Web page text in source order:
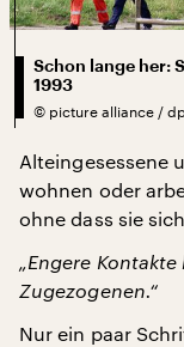
Schon lange her:
1993
© picture alliance /
Alteingesessene
wohnen oder
ohne dass sie
„Engere
Zugezogenen.“
Nur ein paar